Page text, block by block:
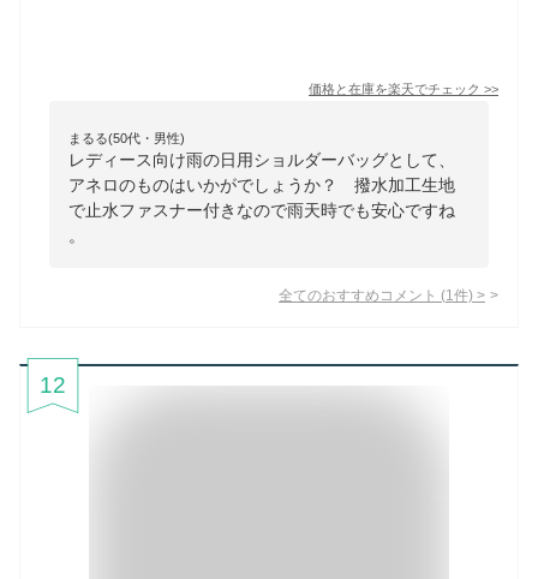
価格と在庫を楽天でチェック >>
まるる(50代・男性)
レディース向け雨の日用ショルダーバッグとして、
アネロのものはいかがでしょうか？ 撥水加工生地
で止水ファスナー付きなので雨天時でも安心ですね
。
全てのおすすめコメント (1 件) >
12